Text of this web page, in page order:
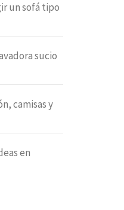
un sofá tipo
sucio
camisas y
en